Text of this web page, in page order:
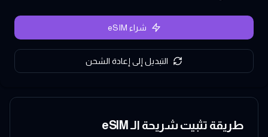
شراء eSIM
التبديل إلى إعادة الشحن
طريقة تثبيت شريحة الـ eSIM